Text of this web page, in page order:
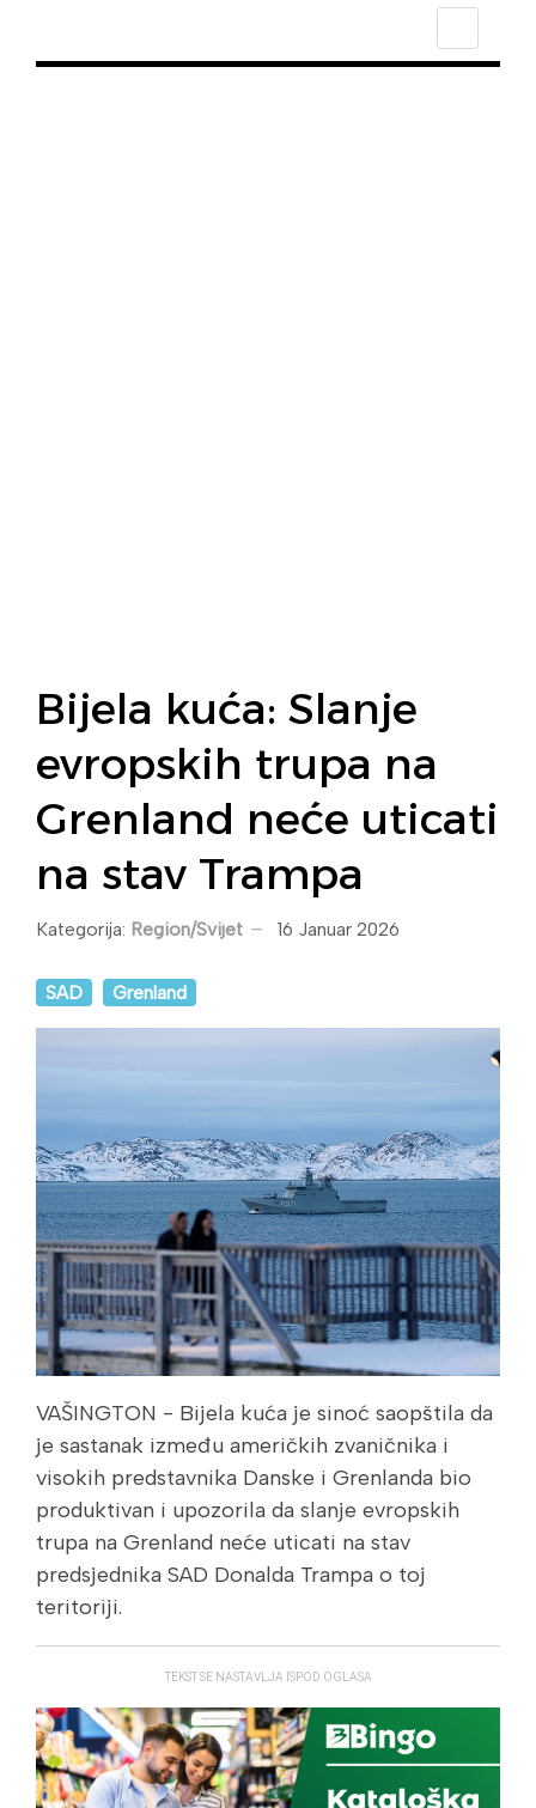
Bijela kuća: Slanje
evropskih trupa na
Grenland neće uticati
na stav Trampa
Kategorija: Region/Svijet 16 Januar 2026
SAD Grenland
VAŠINGTON - Bijela kuća je sinoć saopštila da
je sastanak između američkih zvaničnika i
visokih predstavnika Danske i Grenlanda bio
produktivan i upozorila da slanje evropskih
trupa na Grenland neće uticati na stav
predsjednika SAD Donalda Trampa o toj
teritoriji.
TEKST SE NASTAVLJA ISPOD OGLASA